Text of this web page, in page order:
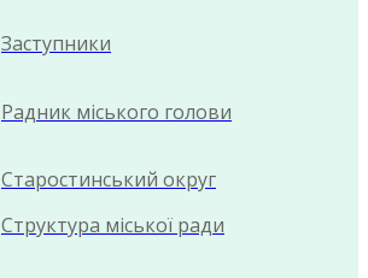
Заступники
Радник міського голови
Старостинський округ
Структура міської ради